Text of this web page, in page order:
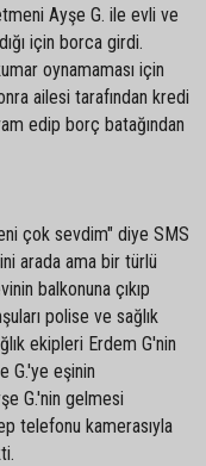
Ayşe G. ile evli ve
için borca girdi.
oynamaması için
ailesi tarafından kredi
edip borç batağından
çok sevdim" diye SMS
arada ama bir türlü
balkonuna çıkıp
polise ve sağlık
ekipleri Erdem G'nin
G.'ye eşinin
G.'nin gelmesi
telefonu kamerasıyla